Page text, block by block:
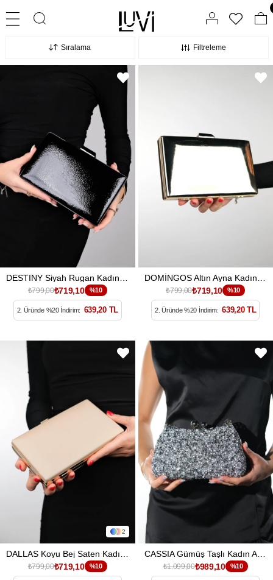
Filtreleme
Sıralama
DESTINY Siyah Rugan Kadın Abiye Çanta
₺799,00₺719,10 %10
2. Üründe %20 İndirim: 639,20 TL
DOMİNGOS Altın Ayna Kadın Abiye Çanta
₺799,00₺719,10 %10
2. Üründe %20 İndirim: 639,20 TL
2
₺799,00₺719,10 %10
CASSIA Gümüş Taşlı Kadın Abiye Çanta
₺1.099,00₺989,10 %10